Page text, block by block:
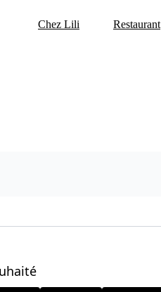
Chez Lili Restaurant